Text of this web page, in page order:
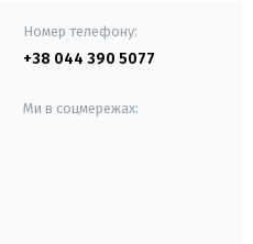
Номер телефону:
+38 044 390 5077
Ми в соцмережах: